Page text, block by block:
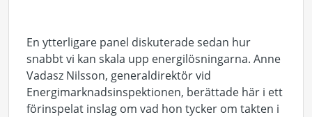
En ytterligare panel diskuterade sedan hur
snabbt vi kan skala upp energilösningarna. Anne
Vadasz Nilsson, generaldirektör vid
Energimarknadsinspektionen, berättade här i ett
förinspelat inslag om vad hon tycker om takten i